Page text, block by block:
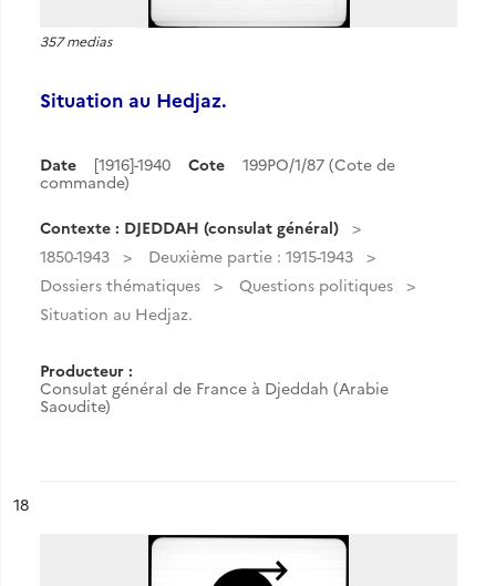
357 medias
Situation au Hedjaz.
Date [1916]-1940 Cote
199PO/1/87 (Cote de
commande)
Contexte : DJEDDAH (consulat général)
1850-1943
Deuxième partie : 1915-1943
Dossiers thématiques
Questions politiques
Situation au Hedjaz.
Producteur :
Consulat général de France à Djeddah (Arabie
Saoudite)
n°
18